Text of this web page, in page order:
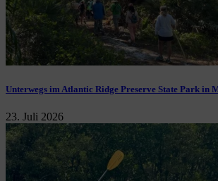
Unterwegs im Atlantic Ridge Preserve State Park in
23. Juli 2026